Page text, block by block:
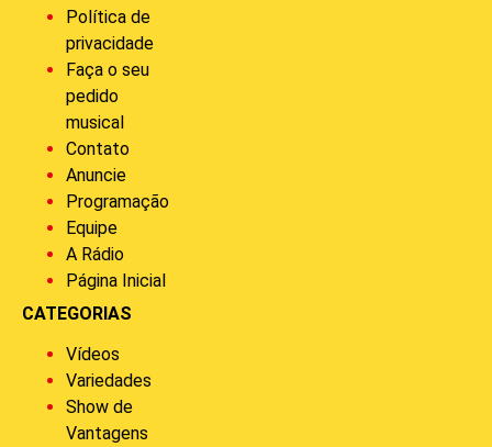
Política de
privacidade
Faça o seu
pedido
musical
Contato
Anuncie
Programação
Equipe
A Rádio
Página Inicial
CATEGORIAS
Vídeos
Variedades
Show de
Vantagens